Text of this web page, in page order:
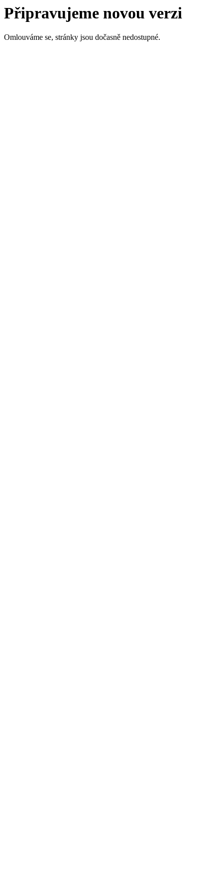
Připravujeme novou verzi
Omlouváme se, stránky jsou dočasně nedostupné.